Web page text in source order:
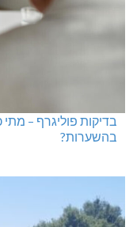
בדיקות פוליגרף –
בהשערות?